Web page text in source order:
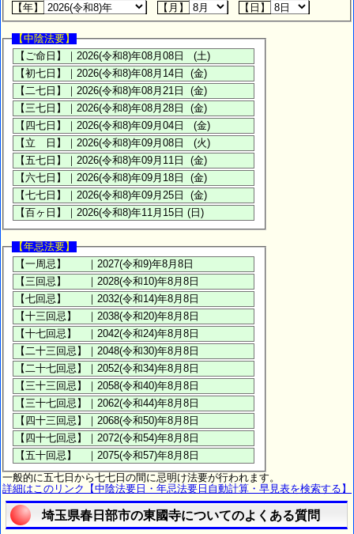
【年】
【月】 【日】
【中陰法要】
【年忌法要】
一般的に五七日から七七日の間に忌明け法要が行われます。
詳細はこのリンク【中陰法要日・年忌法要日自動計算・早見表を検索する】
埼玉県春日部市の東國寺についてのよくある質問